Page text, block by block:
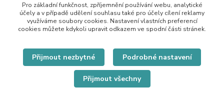
Pro základní funkčnost, zpříjemnění používání webu, analytické
účely a v případě udělení souhlasu také pro účely cílení reklamy
využíváme soubory cookies. Nastavení vlastních preferencí
cookies můžete kdykoli upravit odkazem ve spodní části stránek.
Přijmout nezbytné Podrobné nastavení
Přijmout všechny